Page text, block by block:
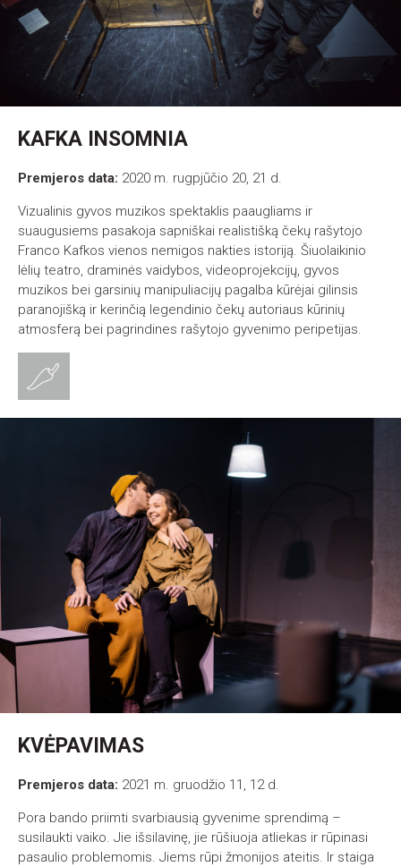
KAFKA INSOMNIA
Premjeros data: 2020 m. rugpjūčio 20, 21 d.
Vizualinis gyvos muzikos spektaklis paaugliams ir
suaugusiems pasakoja sapniškai realistišką čekų rašytojo
Franco Kafkos vienos nemigos nakties istoriją. Šiuolaikinio
lėlių teatro, draminės vaidybos, videoprojekcijų, gyvos
muzikos bei garsinių manipuliacijų pagalba kūrėjai gilinsis
paranojišką ir kerinčią legendinio čekų autoriaus kūrinių
atmosferą bei pagrindines rašytojo gyvenimo peripetijas.
KVĖPAVIMAS
Premjeros data: 2021 m. gruodžio 11, 12 d.
Pora bando priimti svarbiausią gyvenime sprendimą –
susilaukti vaiko. Jie išsilavinę, jie rūšiuoja atliekas ir rūpinasi
pasaulio problemomis. Jiems rūpi žmonijos ateitis. Ir staiga